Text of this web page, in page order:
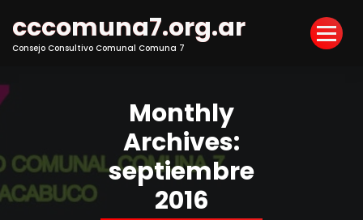
Content
cccomuna7.org.ar
Consejo Consultivo Comunal Comuna 7
Monthly
Archives:
septiembre
2016